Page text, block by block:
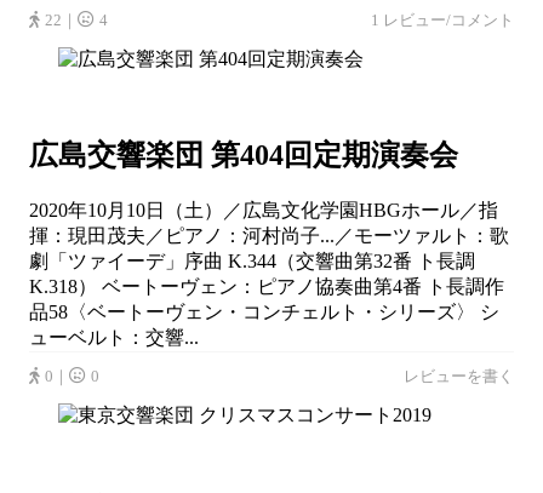
22｜ 4 1 レビュー/コメント
広島交響楽団 第404回定期演奏会
2020年10月10日（土）／広島文化学園HBGホール／指
揮：現田茂夫／ピアノ：河村尚子...／モーツァルト：歌
劇「ツァイーデ」序曲 K.344（交響曲第32番 ト長調
K.318） ベートーヴェン：ピアノ協奏曲第4番 ト長調作
品58〈ベートーヴェン・コンチェルト・シリーズ〉 シ
ューベルト：交響...
0｜ 0 レビューを書く